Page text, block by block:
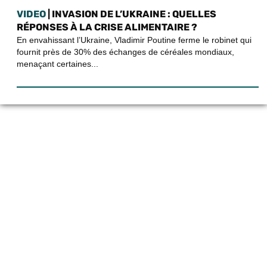
VIDEO | INVASION DE L’UKRAINE : QUELLES
RÉPONSES À LA CRISE ALIMENTAIRE ?
En envahissant l’Ukraine, Vladimir Poutine ferme le robinet qui
fournit près de 30% des échanges de céréales mondiaux,
menaçant certaines...